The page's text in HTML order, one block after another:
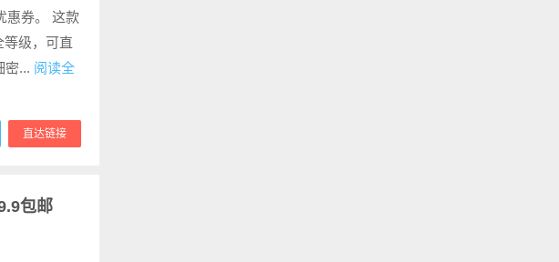
惠券。 这款
等级，可直
密... 阅读全
直达链接
包邮